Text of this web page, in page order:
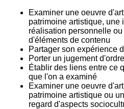
Examiner une oeuvre
patrimoine artistique, une
réalisation personnelle
d'éléments de contenu
Partager son expérience
Porter un jugement
Établir des liens entre ce
que l'on a examiné
Examiner une oeuvre
patrimoine artistique ou
regard d'aspects